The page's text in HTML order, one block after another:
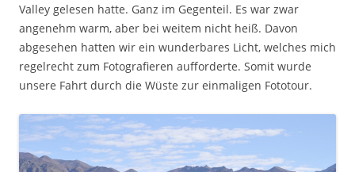
Valley gelesen hatte. Ganz im Gegenteil. Es war zwar
angenehm warm, aber bei weitem nicht heiß. Davon
abgesehen hatten wir ein wunderbares Licht, welches mich
regelrecht zum Fotografieren aufforderte. Somit wurde
unsere Fahrt durch die Wüste zur einmaligen Fototour.